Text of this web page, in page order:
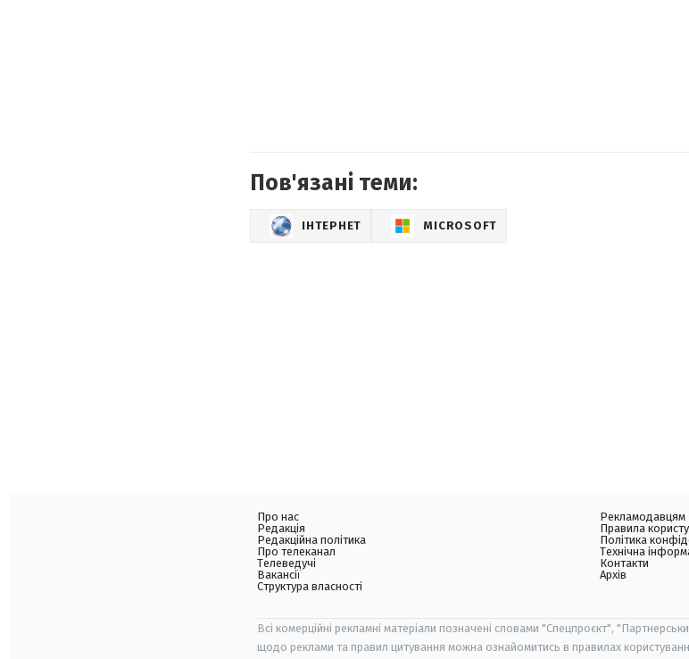
Пов'язані теми:
ІНТЕРНЕТ MICROSOFT
Про нас
Редакція
Редакційна політика
Про телеканал
Телеведучі
Вакансії
Структура власності
Рекламодавцям
Правила
Політика
Технічна
Контакти
Архів
Всі комерційні рекламні матеріали позначені словами "Спецпроєкт",
щодо реклами та правил цитування можна ознайомитись в правилах